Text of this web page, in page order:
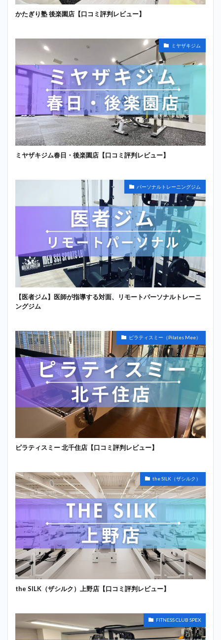
かたぎり塾 後楽園店【口コミ評判レビュー】
ミヤザキジム
ミヤザキジム春日・後楽園店【口コミ評判レビュー】
パーソナルトレーニングジム
【医者ジム】医師が指導する対面、リモートパーソナルトレーニ
ングジム
ピラティスミー（Pilates Mee）
ピラティスミー 北千住店【口コミ評判レビュー】
the SILK（ザシルク）
the SILK（ザシルク）上野店【口コミ評判レビュー】
FITNESS CLUB SPEX